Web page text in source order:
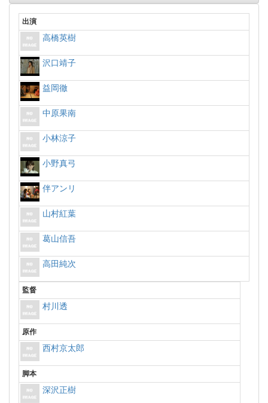
出演
高橋英樹
沢口靖子
益岡徹
中原果南
小林涼子
小野真弓
伴アンリ
山村紅葉
葛山信吾
高田純次
監督
村川透
原作
西村京太郎
脚本
深沢正樹